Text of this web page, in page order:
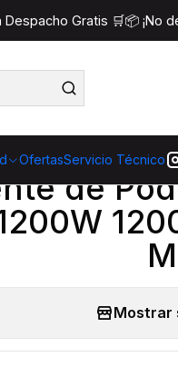
OfertasServicio Técnico
Gratis 🛒📦 ¡No
1200W 1200W 80
de
Mostrar